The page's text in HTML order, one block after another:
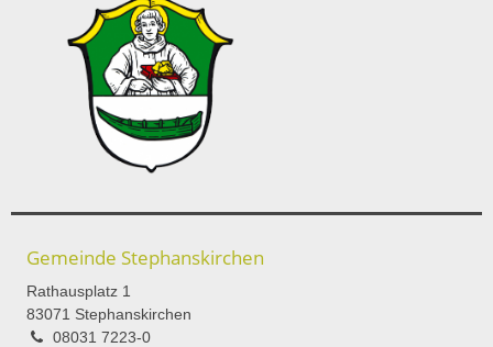
Gemeinde Stephanskirchen
Rathausplatz 1
83071 Stephanskirchen
08031 7223-0